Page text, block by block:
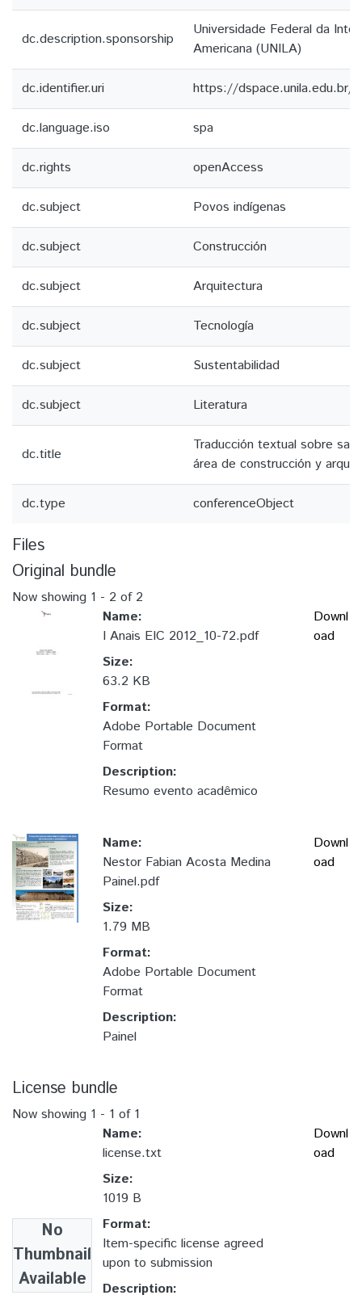
dc.description.sponsorship
Universidade Federal da
Americana (UNILA)
dc.identifier.uri https://dspace.unila.edu.br/
dc.language.iso spa
dc.rights openAccess
dc.subject Povos indígenas
dc.subject Construcción
dc.subject Arquitectura
dc.subject Tecnología
dc.subject Sustentabilidad
dc.subject Literatura
dc.title
Traducción textual sobre
área de construcción y
dc.type conferenceObject
Files
Original bundle
Now showing 1 - 2 of 2
Name:
I Anais EIC 2012_10-72.pdf
Size:
63.2 KB
Format:
Adobe Portable Document
Format
Description:
Resumo evento acadêmico
Downl
oad
Name:
Nestor Fabian Acosta Medina
Painel.pdf
Size:
1.79 MB
Format:
Adobe Portable Document
Format
Description:
Painel
Downl
oad
License bundle
Now showing 1 - 1 of 1
No
Thumbnail
Available
Name:
license.txt
Size:
1019 B
Format:
Item-specific license agreed
upon to submission
Description:
Downl
oad